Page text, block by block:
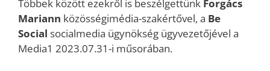
Többek között ezekről is beszélgettünk Forgács
Mariann közösségimédia-szakértővel, a Be
Social socialmedia ügynökség ügyvezetőjével a
Media1 2023.07.31-i műsorában.